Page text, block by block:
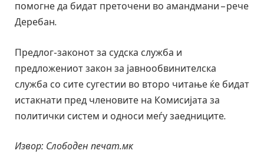
помогне да бидат преточени во амандмани – рече
Деребан.
Предлог-законот за судска служба и
предложениот закон за јавнообвинителска
служба со сите сугестии во второ читање ќе бидат
истакнати пред членовите на Комисијата за
политички систем и односи меѓу заедниците.
Извор: Слободен печат.мк